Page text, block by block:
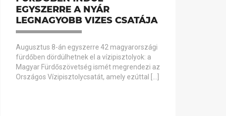
EGYSZERRE A NYÁR
LEGNAGYOBB VIZES CSATÁJA
Augusztus 8-án egyszerre 42 magyarországi
fürdőben dördülhetnek el a vízipisztolyok: a
Magyar Fürdőszövetség ismét megrendezi az
Országos Vízipisztolycsatát, amely ezúttal […]